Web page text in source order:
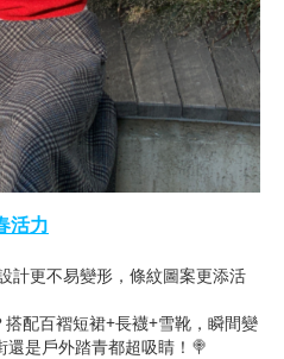
活力
計更不易變形，條紋圖案更添活
配百褶短裙+長襪+雪靴，瞬間變
是戶外踏青都超吸睛！🍭